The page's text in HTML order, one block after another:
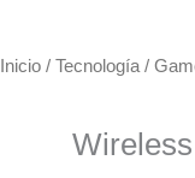
Inicio / Tecnología /